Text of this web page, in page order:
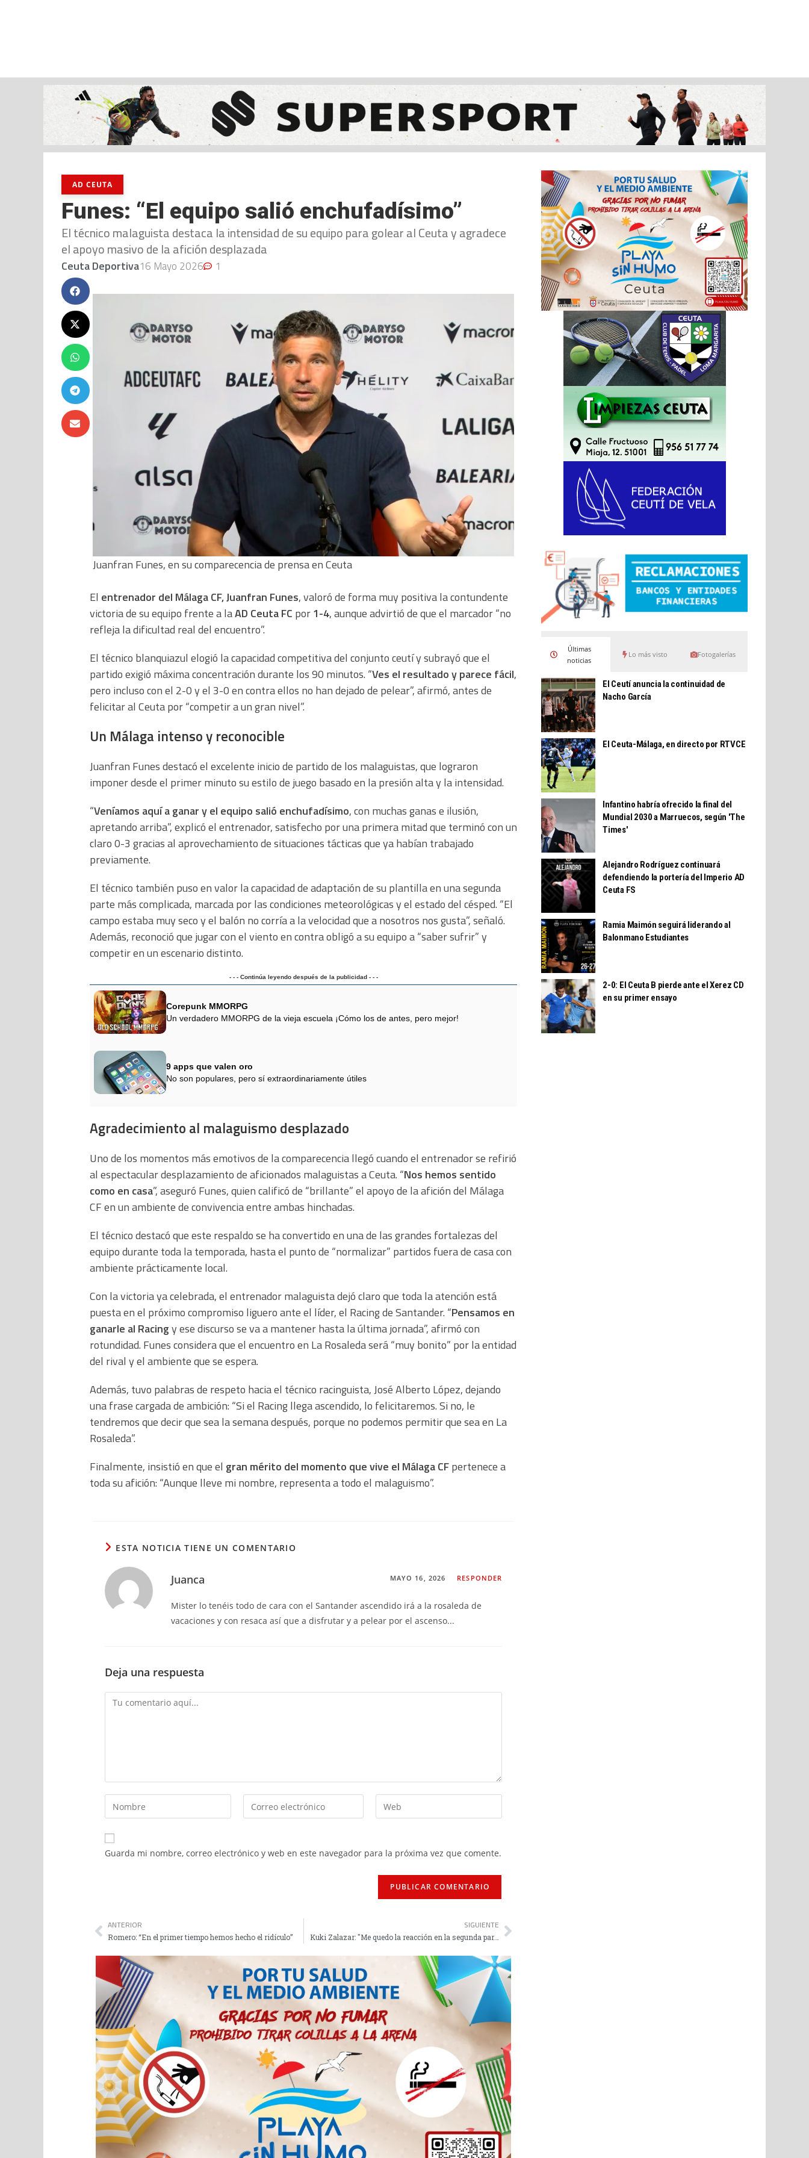
AD CEUTA
Funes: “El equipo salió enchufadísimo”
El técnico malaguista destaca la intensidad de su equipo para golear al Ceuta y agradece
el apoyo masivo de la afición desplazada
Ceuta Deportiva16 Mayo 2026 1
Juanfran Funes, en su comparecencia de prensa en Ceuta
El entrenador del Málaga CF, Juanfran Funes, valoró de forma muy positiva la contundente
victoria de su equipo frente a laAD Ceuta FC por1-4, aunque advirtió de que el marcador “no
refleja la dificultad real del encuentro”.
El técnico blanquiazul elogió la capacidad competitiva del conjunto ceutí y subrayó que el
partido exigió máxima concentración durante los 90 minutos. “Ves el resultado y parece fácil,
pero incluso con el 2-0 y el 3-0 en contra ellos no han dejado de pelear”, afirmó, antes de
felicitar al Ceuta por “competir a un gran nivel”.
Un Málaga intenso y reconocible
Juanfran Funes destacó el excelente inicio de partido de los malaguistas, que lograron
imponer desde el primer minuto su estilo de juego basado en la presión alta y la intensidad.
“Veníamos aquí a ganar y el equipo salió enchufadísimo, con muchas ganas e ilusión,
apretando arriba”, explicó el entrenador, satisfecho por una primera mitad que terminó con un
claro 0-3 gracias al aprovechamiento de situaciones tácticas que ya habían trabajado
previamente.
El técnico también puso en valor la capacidad de adaptación de su plantilla en una segunda
parte más complicada, marcada por las condiciones meteorológicas y el estado del césped. “El
campo estaba muy seco y el balón no corría a la velocidad que a nosotros nos gusta”, señaló.
Además, reconoció que jugar con el viento en contra obligó a su equipo a “saber sufrir” y
competir en un escenario distinto.
- - - Continúa leyendo después de la publicidad - - -
Corepunk MMORPG
Un verdadero MMORPG de la vieja escuela ¡Cómo los de antes, pero mejor!
9 apps que valen oro
No son populares, pero sí extraordinariamente útiles
Agradecimiento al malaguismo desplazado
Uno de los momentos más emotivos de la comparecencia llegó cuando el entrenador se refirió
al espectacular desplazamiento de aficionados malaguistas a Ceuta. “Nos hemos sentido
como en casa”, aseguró Funes, quien calificó de “brillante” el apoyo de la afición del Málaga
CF en un ambiente de convivencia entre ambas hinchadas.
El técnico destacó que este respaldo se ha convertido en una de las grandes fortalezas del
equipo durante toda la temporada, hasta el punto de “normalizar” partidos fuera de casa con
ambiente prácticamente local.
Con la victoria ya celebrada, el entrenador malaguista dejó claro que toda la atención está
puesta en el próximo compromiso liguero ante el líder, el Racing de Santander. “Pensamos en
ganarle al Racingy ese discurso se va a mantener hasta la última jornada”, afirmó con
rotundidad. Funes considera que el encuentro en La Rosaleda será “muy bonito” por la entidad
del rival y el ambiente que se espera.
Además, tuvo palabras de respeto hacia el técnico racinguista, José Alberto López, dejando
una frase cargada de ambición: “Si el Racing llega ascendido, lo felicitaremos. Si no, le
tendremos que decir que sea la semana después, porque no podemos permitir que sea en La
Rosaleda”.
Finalmente, insistió en que el gran mérito del momento que vive el Málaga CFpertenece a
toda su afición: “Aunque lleve mi nombre, representa a todo el malaguismo”.
ESTA NOTICIA TIENE UN COMENTARIO
Juanca MAYO 16, 2026 RESPONDER
Mister lo tenéis todo de cara con el Santander ascendido irá a la rosaleda de
vacaciones y con resaca así que a disfrutar y a pelear por el ascenso...
Deja una respuesta
Guarda mi nombre, correo electrónico y web en este navegador para la próxima vez que comente.
ANTERIOR
Romero: “En el primer tiempo hemos hecho el ridículo”
SIGUIENTE
Kuki Zalazar: "Me quedo la reacción en la segunda parte"
Últimas
noticias
Lo más visto Fotogalerías
El Ceutí anuncia la continuidad de
Nacho García
El Ceuta-Málaga, en directo por RTVCE
Infantino habría ofrecido la final del
Mundial 2030 a Marruecos, según 'The
Times'
Alejandro Rodríguez continuará
defendiendo la portería del Imperio AD
Ceuta FS
Ramia Maimón seguirá liderando al
Balonmano Estudiantes
2-0: El Ceuta B pierde ante el Xerez CD
en su primer ensayo